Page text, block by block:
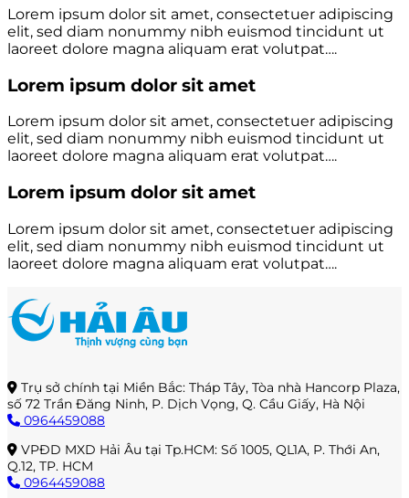
Lorem ipsum dolor sit amet, consectetuer adipiscing
elit, sed diam nonummy nibh euismod tincidunt ut
laoreet dolore magna aliquam erat volutpat….
Lorem ipsum dolor sit amet
Lorem ipsum dolor sit amet, consectetuer adipiscing
elit, sed diam nonummy nibh euismod tincidunt ut
laoreet dolore magna aliquam erat volutpat….
Lorem ipsum dolor sit amet
Lorem ipsum dolor sit amet, consectetuer adipiscing
elit, sed diam nonummy nibh euismod tincidunt ut
laoreet dolore magna aliquam erat volutpat….
Trụ sở chính tại Miền Bắc: Tháp Tây, Tòa nhà Hancorp Plaza,
số 72 Trần Đăng Ninh, P. Dịch Vọng, Q. Cầu Giấy, Hà Nội
0964459088
VPĐD MXD Hải Âu tại Tp.HCM: Số 1005, QL1A, P. Thới An,
Q.12, TP. HCM
0964459088